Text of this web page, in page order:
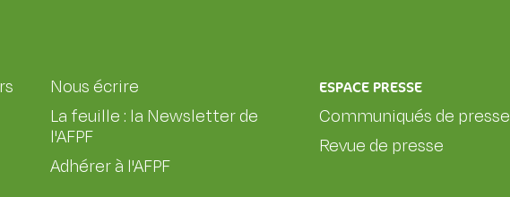
Nous écrire
La feuille : la Newsletter de
l'AFPF
Adhérer à l'AFPF
ESPACE PRESSE
Communiqués de presse
Revue de presse